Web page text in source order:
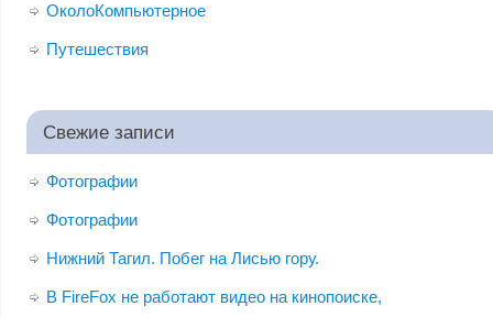
ОколоКомпьютерное
Путешествия
Свежие записи
Фотографии
Фотографии
Нижний Тагил. Побег на Лисью гору.
В FireFox не работают видео на кинопоиске,